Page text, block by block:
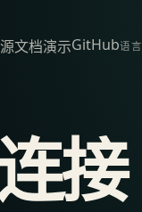
文档演示GitHub语言
接